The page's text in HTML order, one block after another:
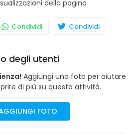
della pagina
Condividi Condividi
degli utenti
Aggiungi una foto per aiutare
di più su questa attività.
FOTO